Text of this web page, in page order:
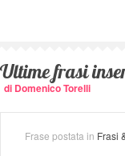
Ultime frasi
di Domenico Torelli
Frase postata in Frasi